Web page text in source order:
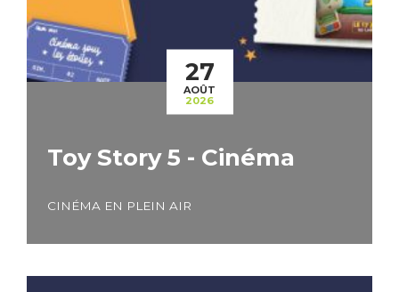
27
AOÛT
2026
Toy Story 5 - Cinéma
CINÉMA EN PLEIN AIR